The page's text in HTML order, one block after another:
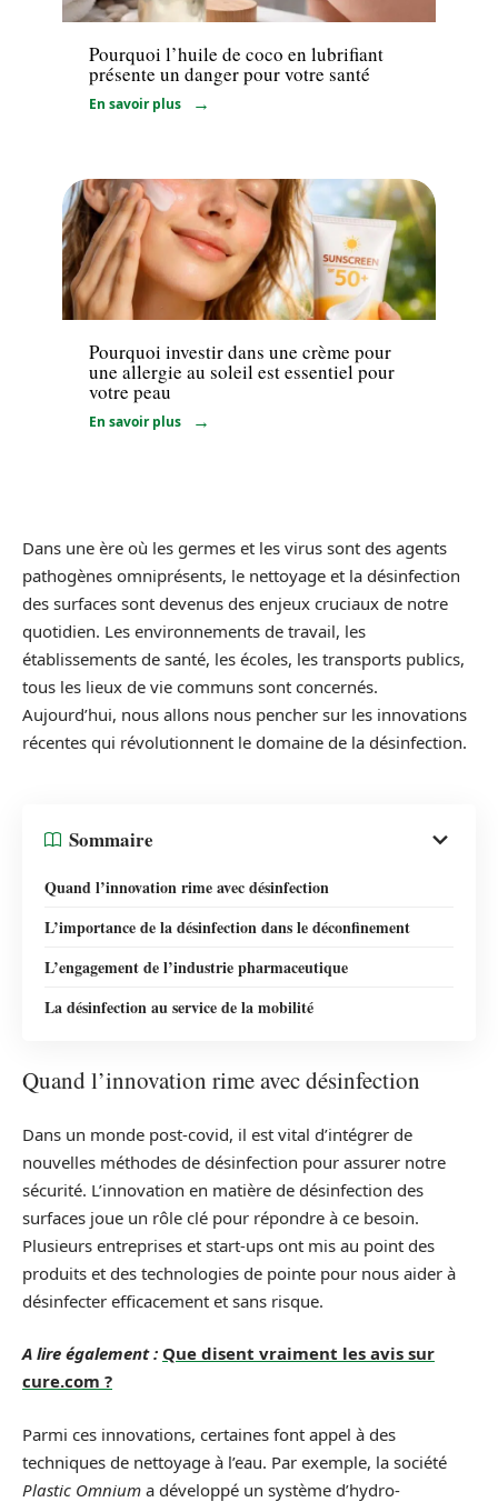
Pourquoi l’huile de coco en lubrifiant
présente un danger pour votre santé
En savoir plus
Bien-être
Pourquoi investir dans une crème pour
une allergie au soleil est essentiel pour
votre peau
En savoir plus
Dans une ère où les germes et les virus sont des agents
pathogènes omniprésents, le nettoyage et la désinfection
des surfaces sont devenus des enjeux cruciaux de notre
quotidien. Les environnements de travail, les
établissements de santé, les écoles, les transports publics,
tous les lieux de vie communs sont concernés.
Aujourd’hui, nous allons nous pencher sur les innovations
récentes qui révolutionnent le domaine de la désinfection.
Sommaire
Quand l’innovation rime avec désinfection
L’importance de la désinfection dans le déconfinement
L’engagement de l’industrie pharmaceutique
La désinfection au service de la mobilité
Quand l’innovation rime avec désinfection
Dans un monde post-covid, il est vital d’intégrer de
nouvelles méthodes de désinfection pour assurer notre
sécurité. L’innovation en matière de désinfection des
surfaces joue un rôle clé pour répondre à ce besoin.
Plusieurs entreprises et start-ups ont mis au point des
produits et des technologies de pointe pour nous aider à
désinfecter efficacement et sans risque.
A lire également : Que disent vraiment les avis sur
cure.com ?
Parmi ces innovations, certaines font appel à des
techniques de nettoyage à l’eau. Par exemple, la société
Plastic Omnium a développé un système d’hydro-